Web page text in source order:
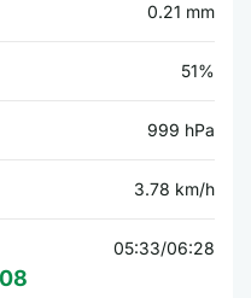
0.21 mm
51%
999 hPa
3.78 km/h
05:33/06:28